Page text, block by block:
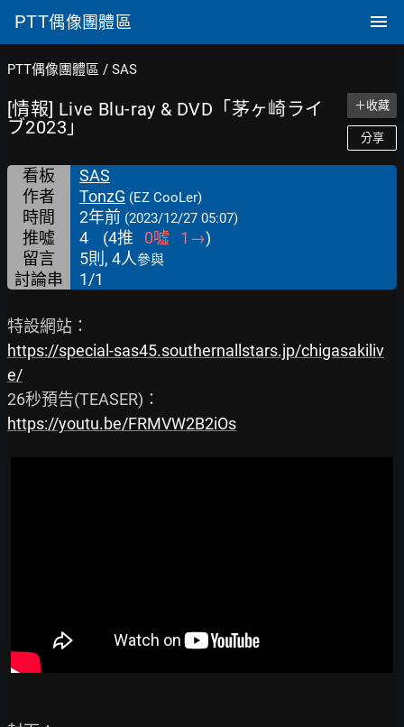
PTT偶像團體區
PTT偶像團體區 / SAS
[情報] Live Blu-ray & DVD「茅ヶ崎ライ
ブ2023」
＋收藏
分享
看板
SAS
作者
TonzG (EZ CooLer)
時間 2年前 (2023/12/27 05:07)
推噓 4 (4推 0噓 1 →)
留言
5則, 4人參與
討論串 1/1
https://special-sas45.southernallstars.jp/chigasakiliv
e/
https://youtu.be/FRMVW2B2iOs